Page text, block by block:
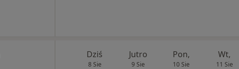
Dziś
8 Sie
Jutro
9 Sie
Pon,
10 Sie
Wt,
11 Sie